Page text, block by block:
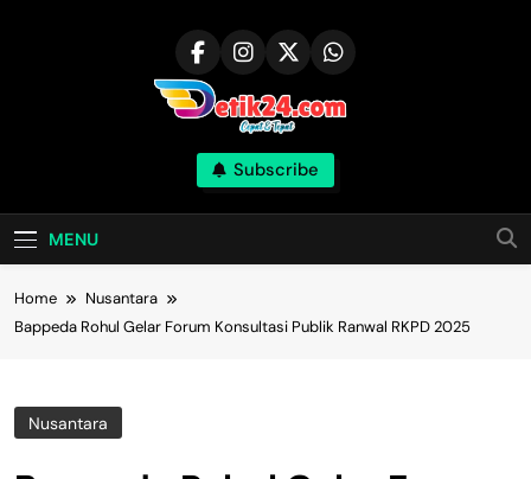
Subscribe
MENU
Home
Nusantara
Bappeda Rohul Gelar Forum Konsultasi Publik Ranwal RKPD 2025
Nusantara